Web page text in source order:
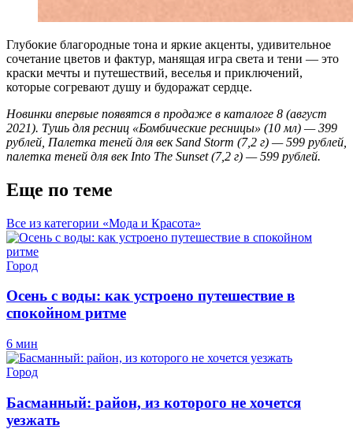
Глубокие благородные тона и яркие акценты, удивительное
сочетание цветов и фактур, манящая игра света и тени — это
краски мечты и путешествий, веселья и приключений,
которые согревают душу и будоражат сердце.
Новинки впервые появятся в продаже в каталоге 8 (август
2021). Тушь для ресниц «Бомбические ресницы» (10 мл) — 399
рублей, Палетка теней для век Sand Storm (7,2 г) — 599 рублей,
палетка теней для век Into The Sunset (7,2 г) — 599 рублей.
Еще по теме
Все из категории «Мода и Красота»
Город
Осень с воды: как устроено путешествие в
спокойном ритме
6 мин
Город
Басманный: район, из которого не хочется
уезжать